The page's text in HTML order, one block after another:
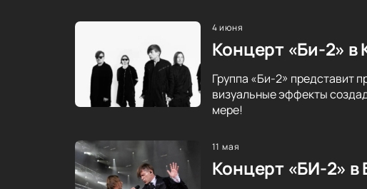
4 июня
Концерт «Би-2» в
Группа «Би-2» представит
визуальные эффекты
мере!
11 мая
Концерт «БИ-2» в